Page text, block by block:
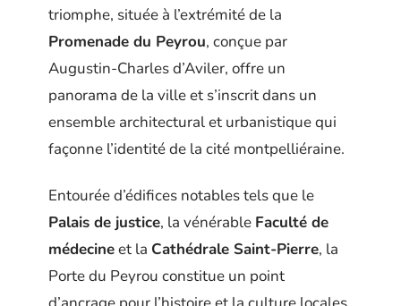
triomphe, située à l’extrémité de la
Promenade du Peyrou, conçue par
Augustin-Charles d’Aviler, offre un
panorama de la ville et s’inscrit dans un
ensemble architectural et urbanistique qui
façonne l’identité de la cité montpelliéraine.
Entourée d’édifices notables tels que le
Palais de justice, la vénérable Faculté de
médecineet la Cathédrale Saint-Pierre, la
Porte du Peyrou constitue un point